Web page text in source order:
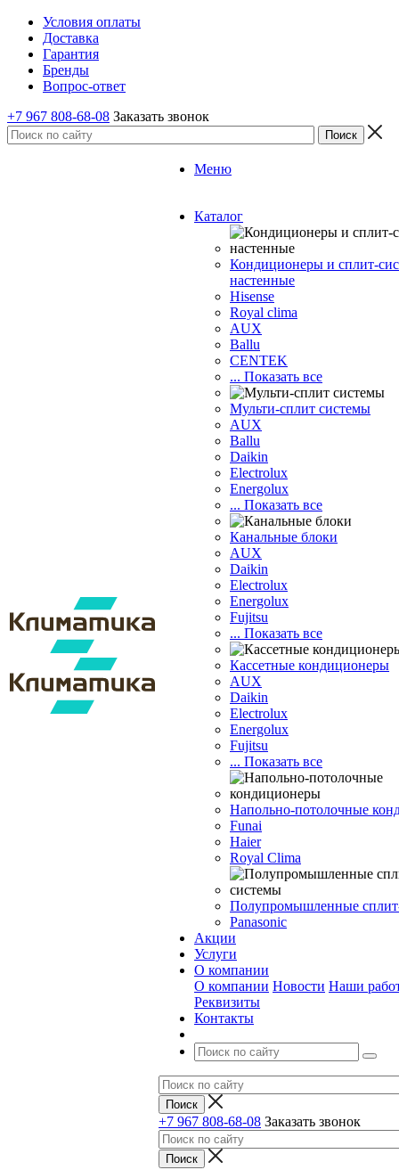
Условия оплаты
Доставка
Гарантия
Бренды
Вопрос-ответ
+7 967 808-68-08 Заказать звонок
Меню
Каталог
Кондиционеры и сплит-
настенные
Hisense
Royal clima
AUX
Ballu
CENTEK
... Показать все
Мульти-сплит системы
AUX
Ballu
Daikin
Electrolux
Energolux
... Показать все
Канальные блоки
AUX
Dаikin
Electrolux
Energolux
Fujitsu
... Показать все
Кассетные кондиционеры
AUX
Daikin
Electrolux
Energolux
Fujitsu
... Показать все
Напольно-потолочные
Funai
Haier
Royal Clima
Полупромышленные
Panasonic
Акции
Услуги
О компании
О компании Новости Наши
Реквизиты
Контакты
+7 967 808-68-08 Заказать звонок